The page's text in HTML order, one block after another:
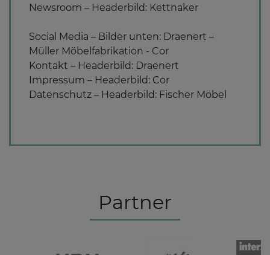
Newsroom – Headerbild: Kettnaker
Social Media – Bilder unten: Draenert –
Müller Möbelfabrikation - Cor
Kontakt – Headerbild: Draenert
Impressum – Headerbild: Cor
Datenschutz – Headerbild: Fischer Möbel
Partner